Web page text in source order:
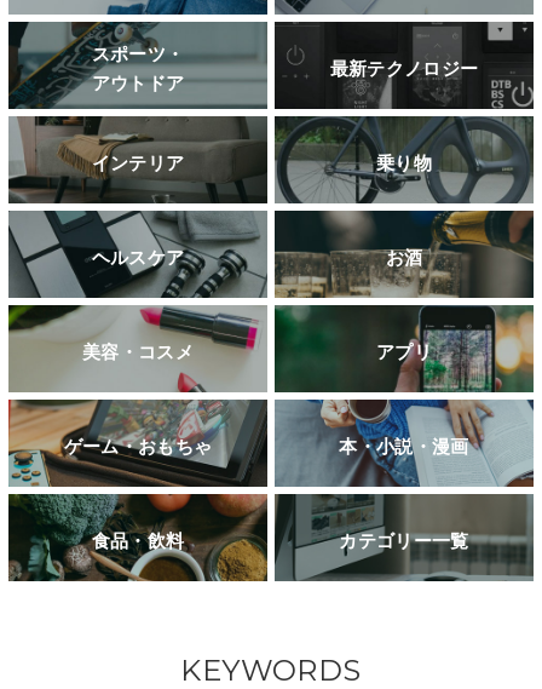
スポーツ・
アウトドア
最新テクノロジー
インテリア 乗り物
ヘルスケア お酒
美容・コスメ アプリ
ゲーム・おもちゃ 本・小説・漫画
食品・飲料 カテゴリー一覧
KEYWORDS